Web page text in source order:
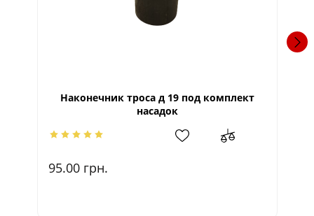
Наконечник троса д 19 под комплект
насадок
95.00 грн.